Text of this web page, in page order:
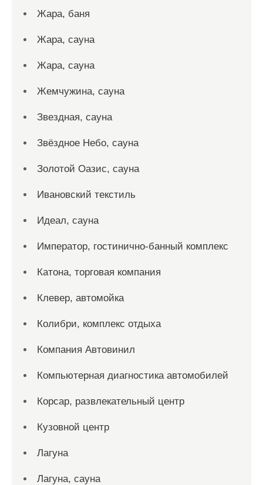
Жара, баня
Жара, сауна
Жара, сауна
Жемчужина, сауна
Звездная, сауна
Звёздное Небо, сауна
Золотой Оазис, сауна
Ивановский текстиль
Идеал, сауна
Император, гостинично-банный комплекс
Катона, торговая компания
Клевер, автомойка
Колибри, комплекс отдыха
Компания Автовинил
Компьютерная диагностика автомобилей
Корсар, развлекательный центр
Кузовной центр
Лагуна
Лагуна, сауна